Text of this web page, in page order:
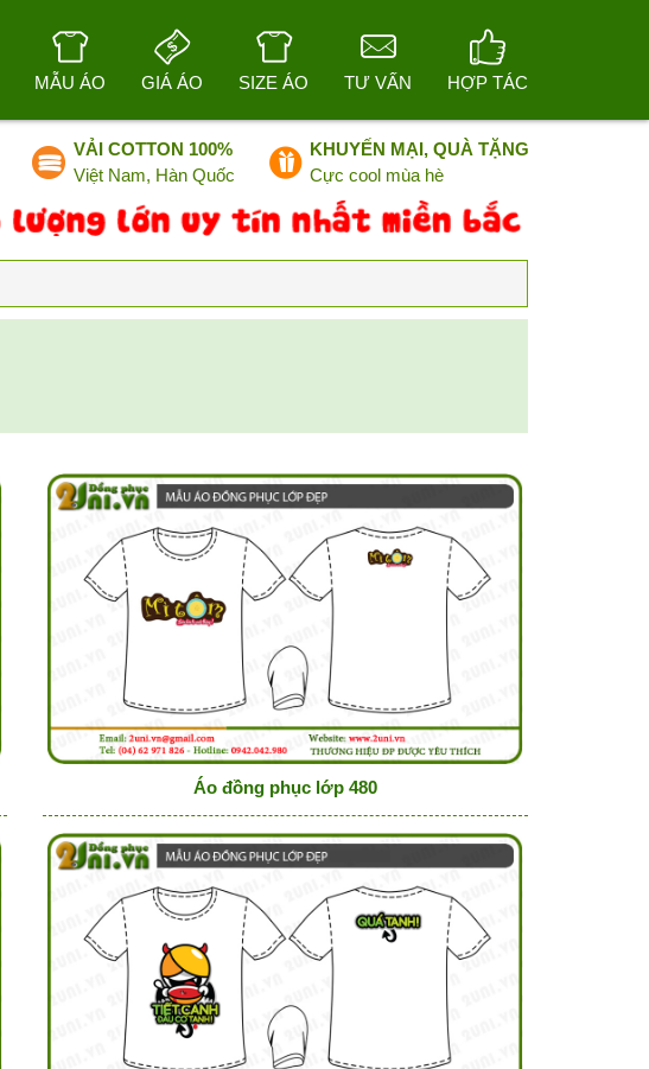
MẪU ÁO GIÁ ÁO SIZE ÁO TƯ VẤN HỢP TÁC
VẢI COTTON 100%
Việt Nam, Hàn Quốc
KHUYẾN MẠI, QUÀ TẶNG
Cực cool mùa hè
Áo đồng phục lớp 480